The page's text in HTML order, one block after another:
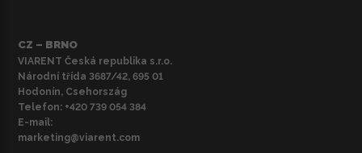
CZ – BRNO
VIARENT Česká republika s.r.o.
Národní třída 3687/42, 695 01
Hodonín, Csehország
Telefon: +420 739 054 384
E-mail:
marketing@viarent.com